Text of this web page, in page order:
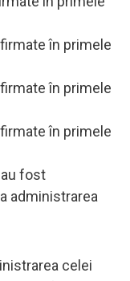
în primele
în primele
în primele
fost
administrarea
celei